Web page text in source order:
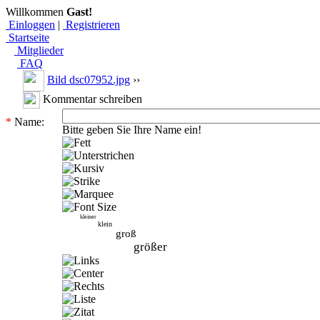
Willkommen Gast!
Einloggen | Registrieren
Startseite
Mitglieder
FAQ
Bild dsc07952.jpg ››
Kommentar schreiben
* Name:
Bitte geben Sie Ihre Name ein!
kleiner
klein
groß
größer